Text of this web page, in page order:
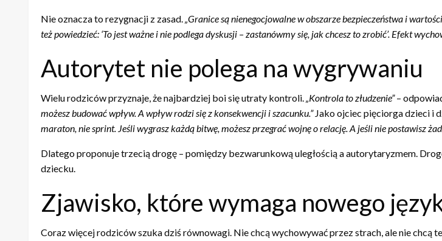
Nie oznacza to rezygnacji z zasad.„Granice są nienegocjowalne w obszarze bezpieczeństwa i
też powiedzieć: ‘To jest ważne i nie podlega dyskusji – zastanówmy się, jak chcesz to zrobić’. Efekt
Autorytet nie polega na wygrywaniu
Wielu rodziców przyznaje, że najbardziej boi się utraty kontroli.„Kontrola to złudzenie”–
możesz budować wpływ. A wpływ rodzi się z konsekwencji i szacunku.”Jako ojciec pięciorga dzieci i
maraton, nie sprint. Jeśli wygrasz każdą bitwę, możesz przegrać wojnę o relację. A jeśli nie postawisz
Dlatego proponuje trzecią drogę – pomiędzy bezwarunkową uległością a autorytaryzmem.
dziecku.
Zjawisko, które wymaga nowego
Coraz więcej rodziców szuka dziś równowagi. Nie chcą wychowywać przez strach, ale nie